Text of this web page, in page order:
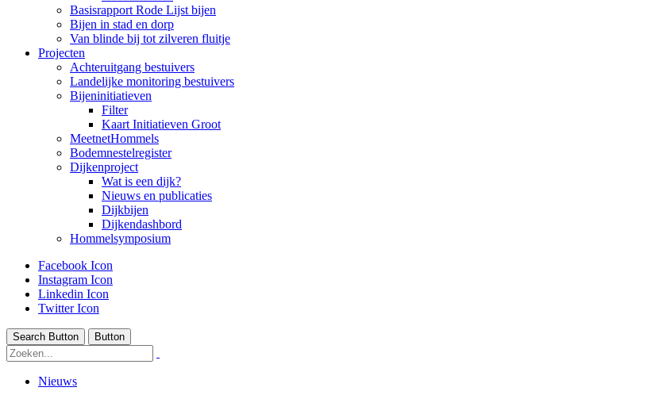
Basisrapport Rode Lijst bijen
Bijen in stad en dorp
Van blinde bij tot zilveren fluitje
Projecten
Achteruitgang bestuivers
Landelijke monitoring bestuivers
Bijeninitiatieven
Filter
Kaart Initiatieven Groot
MeetnetHommels
Bodemnestelregister
Dijkenproject
Wat is een dijk?
Nieuws en publicaties
Dijkbijen
Dijkendashbord
Hommelsymposium
Facebook Icon
Instagram Icon
Linkedin Icon
Twitter Icon
Search Button Button
Nieuws